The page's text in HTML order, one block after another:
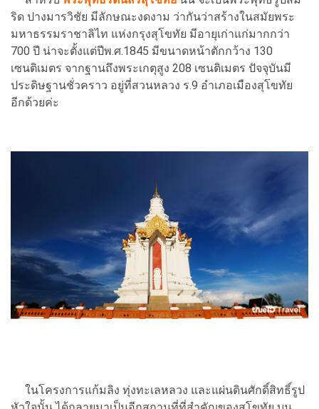
ริด ปางมารวิชัย มีลักษณะงดงาม ว่ากันว่าสร้างในสมัยพระ
มหาธรรมราชาลิไท แห่งกรุงสุโขทัย มีอายุเก่าแก่มากกว่า
700 ปี น่าจะตั้งแต่ปีพ.ศ.1845 มีขนาดหน้าตักกว้าง 130
เซนติเมตร จากฐานถึงพระเกตุสูง 208 เซนติเมตร ปัจจุบันมี
ประดิษฐานชั่วคราว อยู่ที่สวนหลวง ร.9 อำเภอเมืองสุโขทัย
อีกด้วยค่ะ
ในโครงการแก้มลิง ทุ่งทะเลหลวง และแผ่นดินศักดิ์สิทธิ์รูป